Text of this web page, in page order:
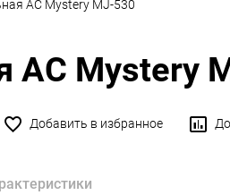
АС Mystery MJ-530
АС Mystery
Добавить в избранное